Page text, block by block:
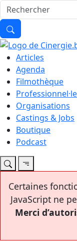
Articles
Agenda
Filmothèque
Organisations
Castings & Jobs
Boutique
Podcast
Certaines
JavaScript ne
Merci